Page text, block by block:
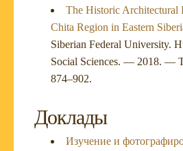
The Historic Architectural
Chita Region in Eastern
Siberian Federal University.
Social Sciences. — 2018.
874–902.
Доклады
Изучение и